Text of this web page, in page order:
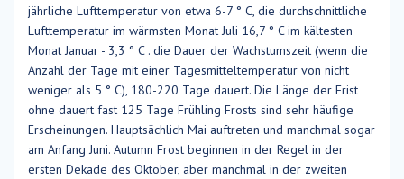
jährliche Lufttemperatur von etwa 6-7 ° C, die durchschnittliche
Lufttemperatur im wärmsten Monat Juli 16,7 ° C im kältesten
Monat Januar - 3,3 ° C . die Dauer der Wachstumszeit (wenn die
Anzahl der Tage mit einer Tagesmitteltemperatur von nicht
weniger als 5 ° C), 180-220 Tage dauert. Die Länge der Frist
ohne dauert fast 125 Tage Frühling Frosts sind sehr häufige
Erscheinungen. Hauptsächlich Mai auftreten und manchmal sogar
am Anfang Juni. Autumn Frost beginnen in der Regel in der
ersten Dekade des Oktober, aber manchmal in der zweiten